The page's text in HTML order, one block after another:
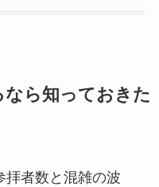
ら知っておきた
拝者数と混雑の波